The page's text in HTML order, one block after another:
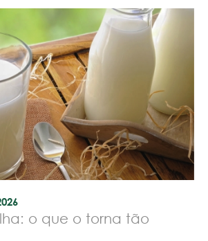
o que o torna tão